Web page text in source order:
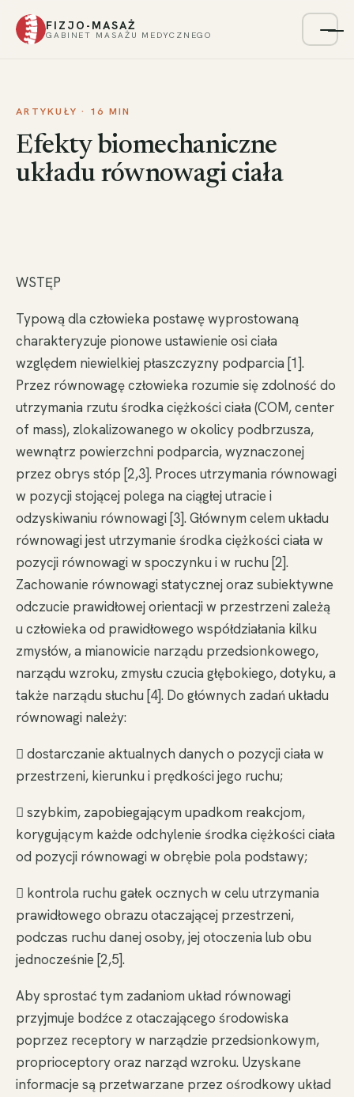
FIZJO-MASAŻ
GABINET MASAŻU MEDYCZNEGO Menu
ARTYKUŁY · 16 MIN
Efekty biomechaniczne
układu równowagi ciała
WSTĘP
Typową dla człowieka postawę wyprostowaną
charakteryzuje pionowe ustawienie osi ciała
względem niewielkiej płaszczyzny podparcia [1].
Przez równowagę człowieka rozumie się zdolność do
utrzymania rzutu środka ciężkości ciała (COM, center
of mass), zlokalizowanego w okolicy podbrzusza,
wewnątrz powierzchni podparcia, wyznaczonej
przez obrys stóp [2,3]. Proces utrzymania równowagi
w pozycji stojącej polega na ciągłej utracie i
odzyskiwaniu równowagi [3]. Głównym celem układu
równowagi jest utrzymanie środka ciężkości ciała w
pozycji równowagi w spoczynku i w ruchu [2].
Zachowanie równowagi statycznej oraz subiektywne
odczucie prawidłowej orientacji w przestrzeni zależą
u człowieka od prawidłowego współdziałania kilku
zmysłów, a mianowicie narządu przedsionkowego,
narządu wzroku, zmysłu czucia głębokiego, dotyku, a
także narządu słuchu [4]. Do głównych zadań układu
równowagi należy:
 dostarczanie aktualnych danych o pozycji ciała w
przestrzeni, kierunku i prędkości jego ruchu;
 szybkim, zapobiegającym upadkom reakcjom,
korygującym każde odchylenie środka ciężkości ciała
od pozycji równowagi w obrębie pola podstawy;
 kontrola ruchu gałek ocznych w celu utrzymania
prawidłowego obrazu otaczającej przestrzeni,
podczas ruchu danej osoby, jej otoczenia lub obu
jednocześnie [2,5].
Aby sprostać tym zadaniom układ równowagi
przyjmuje bodźce z otaczającego środowiska
poprzez receptory w narządzie przedsionkowym,
proprioceptory oraz narząd wzroku. Uzyskane
informacje są przetwarzane przez ośrodkowy układ